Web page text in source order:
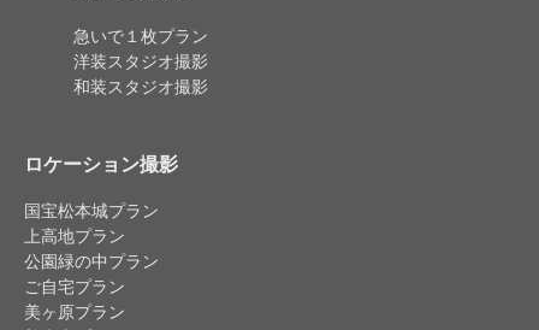
急いで１枚プラン
洋装スタジオ撮影
和装スタジオ撮影
ロケーション撮影
国宝松本城プラン
上高地プラン
公園緑の中プラン
ご自宅プラン
美ヶ原プラン